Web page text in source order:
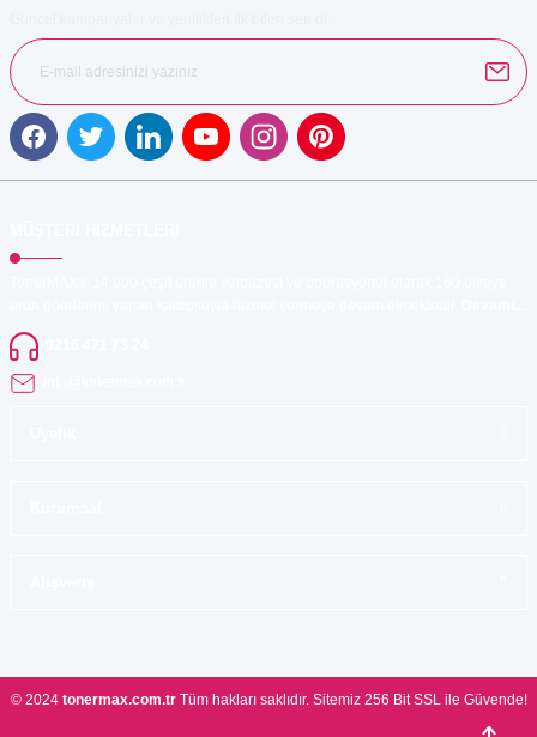
© 2024 tonermax.com.trTüm hakları saklıdır. Sitemiz 256 Bit SSL ile Güvende!